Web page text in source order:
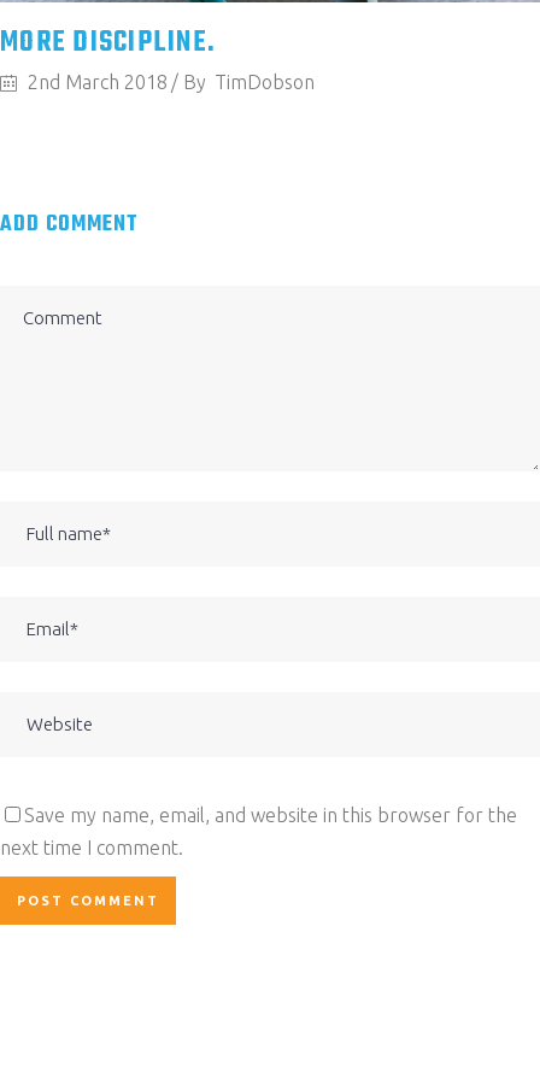
MORE DISCIPLINE.
2nd March 2018 By TimDobson
ADD COMMENT
Save my name, email, and website in this browser for the
next time I comment.